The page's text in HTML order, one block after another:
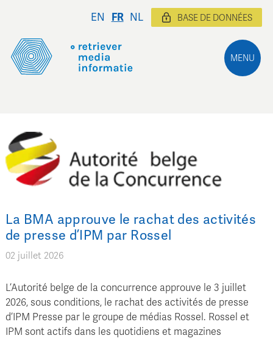
MENU
EN FR NL BASE DE DONNÉES
La BMA approuve le rachat des activités
de presse d’IPM par Rossel
02 juillet 2026
L’Autorité belge de la concurrence approuve le 3 juillet
2026, sous conditions, le rachat des activités de presse
d’IPM Presse par le groupe de médias Rossel. Rossel et
IPM sont actifs dans les quotidiens et magazines